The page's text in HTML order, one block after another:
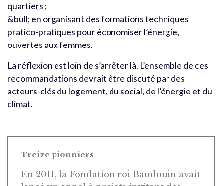
quartiers ;
&bull; en organisant des formations techniques
pratico-pratiques pour économiser l’énergie,
ouvertes aux femmes.
La réflexion est loin de s’arrêter là. L’ensemble de ces
recommandations devrait être discuté par des
acteurs-clés du logement, du social, de l’énergie et du
climat.
Treize pionniers
En 2011, la Fondation roi Baudouin avait